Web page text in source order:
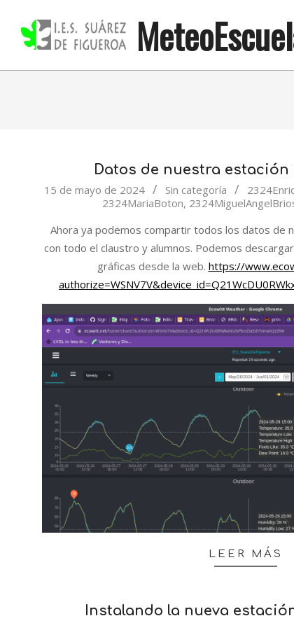
content
Datos de nuestra estación
2024-
15
15 de mayo de 2024 Sin categoría
2324MariaBoton,
Ahora ya podemos compartir todos los datos de
con todo el claustro y alumnos. Podemos
gráficas desde la web. https://
LEER MÁS
Instalando la nueva